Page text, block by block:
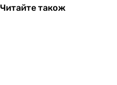
Читайте також